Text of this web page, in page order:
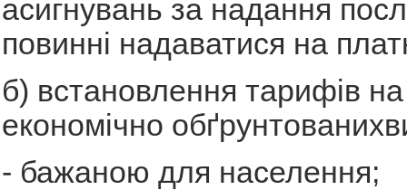
асигнувань за надання
повинні надаватися на
б) встановлення тарифів на
економічно
- бажаною для населення;